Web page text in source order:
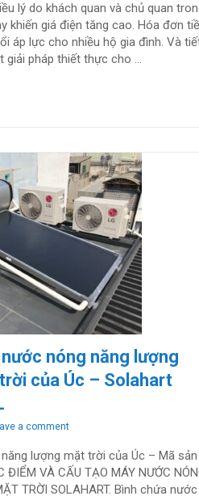
lý do khách quan và chủ quan
khiến giá điện tăng cao. Hóa đơn
áp lực cho nhiều hộ gia đình. Và
giải pháp thiết thực cho …
nóng năng lượng
của Úc – Solahart
a commenton Máy nước nóng năng
lượng mặt trời của Úc – Mã sản
ĐIỂM VÀ CẤU TẠO MÁY NƯỚC
TRỜI SOLAHART. Bình chứa nước